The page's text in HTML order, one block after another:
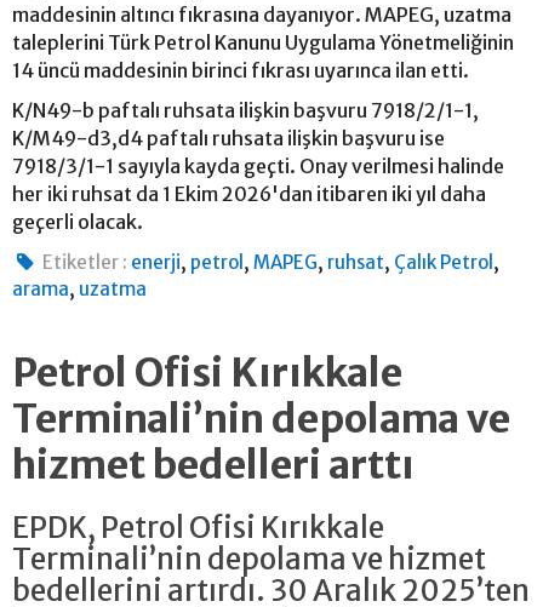
maddesinin altıncı fıkrasına dayanıyor. MAPEG, uzatma
taleplerini Türk Petrol Kanunu Uygulama Yönetmeliğinin
14 üncü maddesinin birinci fıkrası uyarınca ilan etti.
K/N49-b paftalı ruhsata ilişkin başvuru 7918/2/1-1,
K/M49-d3,d4 paftalı ruhsata ilişkin başvuru ise
7918/3/1-1 sayıyla kayda geçti. Onay verilmesi halinde
her iki ruhsat da 1 Ekim 2026'dan itibaren iki yıl daha
geçerli olacak.
Etiketler : enerji, petrol ,MAPEG, ruhsat, Çalık Petrol ,
arama, uzatma
Petrol Ofisi Kırıkkale
Terminali’nin depolama ve
hizmet bedelleri arttı
EPDK, Petrol Ofisi Kırıkkale
Terminali’nin depolama ve hizmet
bedellerini artırdı. 30 Aralık 2025’ten